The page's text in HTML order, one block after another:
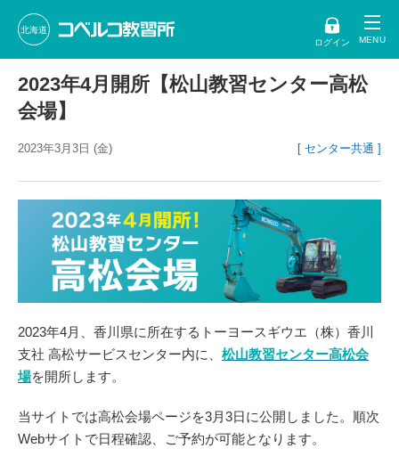
北海道
ログイン
2023年4月開所【松山教習センター高松
会場】
2023年3月3日 (金) [ センター共通 ]
2023年4月、香川県に所在するトーヨースギウエ（株）香川
支社 高松サービスセンター内に、 松山教習センター高松会
場を開所します。
当サイトでは高松会場ページを3月3日に公開しました。順次
Webサイトで日程確認、ご予約が可能となります。